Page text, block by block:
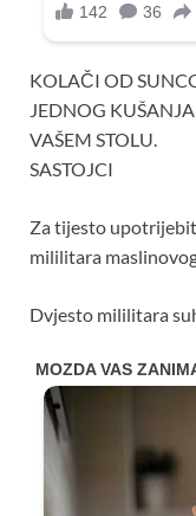
KOLAČI OD
JEDNOG
VAŠEM STOLU.
SASTOJCI
Za tijesto
mililitara
Dvjesto mililitara